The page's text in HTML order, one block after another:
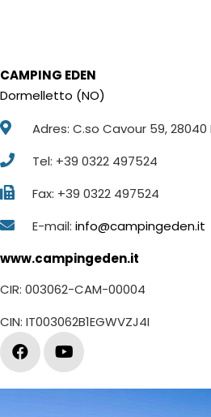
CAMPING EDEN
Dormelletto (NO)
Adres: C.so Cavour 59,
Tel: +39 0322 497524
Fax: +39 0322 497524
E-mail: info@campingeden.it
www.campingeden.it
CIR: 003062-CAM-00004
CIN: IT003062B1EGWVZJ4I